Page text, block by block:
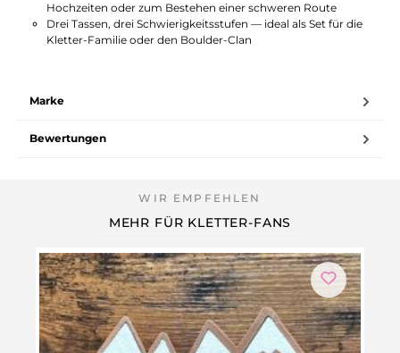
Hochzeiten oder zum Bestehen einer schweren Route
Drei Tassen, drei Schwierigkeitsstufen — ideal als Set für die
Kletter-Familie oder den Boulder-Clan
Marke
Bewertungen
MEHR FÜR KLETTER-FANS